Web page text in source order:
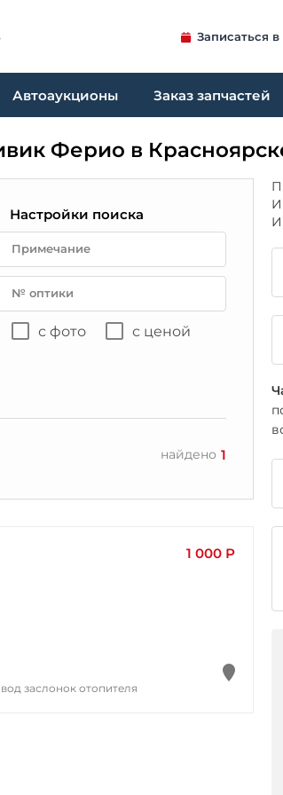
Записаться в
Автоаукционы Заказ запчастей
Ферио в
Настройки поиска
Примечание
№ оптики
с фото с ценой
найдено 1
1 000 Р
заслонок отопителя